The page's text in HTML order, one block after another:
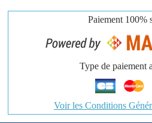
Paiement 100%
Type de paiement
Voir les Conditions